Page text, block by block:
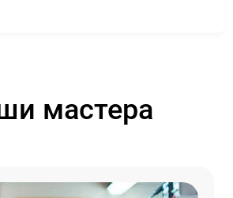
мастера